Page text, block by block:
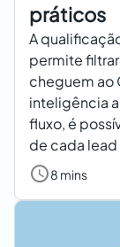
práticos
A
permite
cheguem ao
inteligência
fluxo, é
de cada
8 mins